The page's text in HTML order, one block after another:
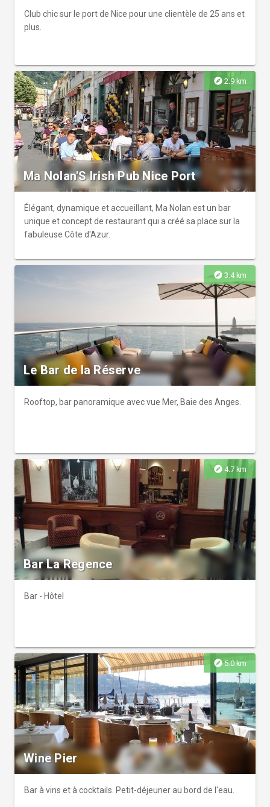
Club chic sur le port de Nice pour une clientèle de 25 ans et
plus.
explore 2.9 km
Ma Nolan'S Irish Pub Nice Port
Élégant, dynamique et accueillant, Ma Nolan est un bar
unique et concept de restaurant qui a créé sa place sur la
fabuleuse Côte d'Azur.
explore3.4 km
Le Bar de la Réserve
Rooftop, bar panoramique avec vue Mer, Baie des Anges.
explore 4.7 km
Bar La Regence
Bar - Hôtel
explore5.0 km
Wine Pier
Bar à vins et à cocktails. Petit-déjeuner au bord de l'eau.